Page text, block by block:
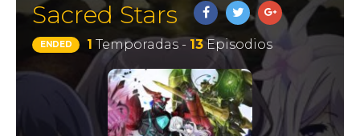
Sacred Stars
ENDED 1 Temporadas - 13Episodios